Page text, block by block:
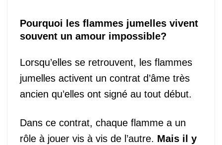
Pourquoi les flammes jumelles vivent
souvent un amour impossible?
Lorsqu’elles se retrouvent, les flammes
jumelles activent un contrat d’âme très
ancien qu’elles ont signé au tout début.
Dans ce contrat, chaque flamme a un
rôle à jouer vis à vis de l’autre. Mais il y